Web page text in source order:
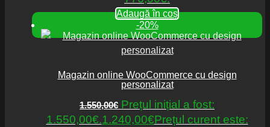
Adaugă în coș
-20%
Magazin online WooCommerce cu design
personalizat
1.550,00€ Prețul inițial a fost:
1.550,00€.1.240,00€Prețul curent este: